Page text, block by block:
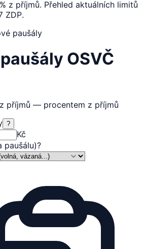
z příjmů. Přehled aktuálních limitů
ZDP.
paušály
OSVČ
příjmů — procentem z příjmů
?
Kč
paušálu)?